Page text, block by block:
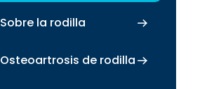
Sobre la rodilla
Osteoartrosis de rodilla